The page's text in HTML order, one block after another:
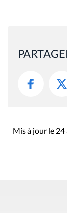
Mis à jour le